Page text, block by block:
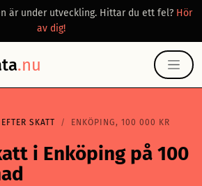
är under utveckling. Hittar du ett fel? Hör
av dig!
.nu
SKATT ENKÖPING, 100 000 KR
i Enköping på 100